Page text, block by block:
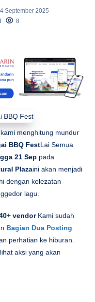
September 2025
8
menghitung mundur
BBQ FestLai Semua
21 Sep pada
Plazaini akan menjadi
dengan kelezatan
lagu.
vendorKami sudah
Bagian Dua Posting
perhatian ke hiburan.
aksi yang akan